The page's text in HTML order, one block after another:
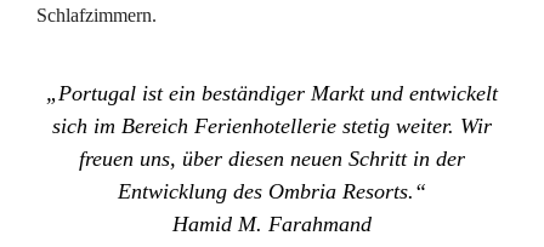
Schlafzimmern.
„Portugal ist ein beständiger Markt und entwickelt
sich im Bereich Ferienhotellerie stetig weiter. Wir
freuen uns, über diesen neuen Schritt in der
Entwicklung des Ombria Resorts.“
Hamid M. Farahmand